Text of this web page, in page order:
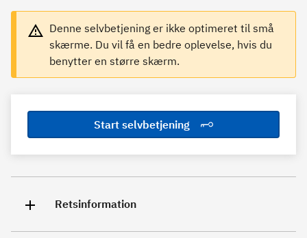
Denne selvbetjening er ikke optimeret til små
skærme. Du vil få en bedre oplevelse, hvis du
benytter en større skærm.
Start selvbetjening
Retsinformation